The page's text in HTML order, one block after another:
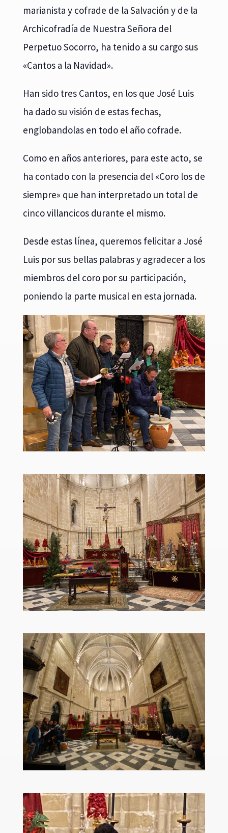
marianista y cofrade de la Salvación y de la
Archicofradía de Nuestra Señora del
Perpetuo Socorro, ha tenido a su cargo sus
«Cantos a la Navidad».
Han sido tres Cantos, en los que José Luis
ha dado su visión de estas fechas,
englobandolas en todo el año cofrade.
Como en años anteriores, para este acto, se
ha contado con la presencia del «Coro los de
siempre» que han interpretado un total de
cinco villancicos durante el mismo.
Desde estas línea, queremos felicitar a José
Luis por sus bellas palabras y agradecer a los
miembros del coro por su participación,
poniendo la parte musical en esta jornada.